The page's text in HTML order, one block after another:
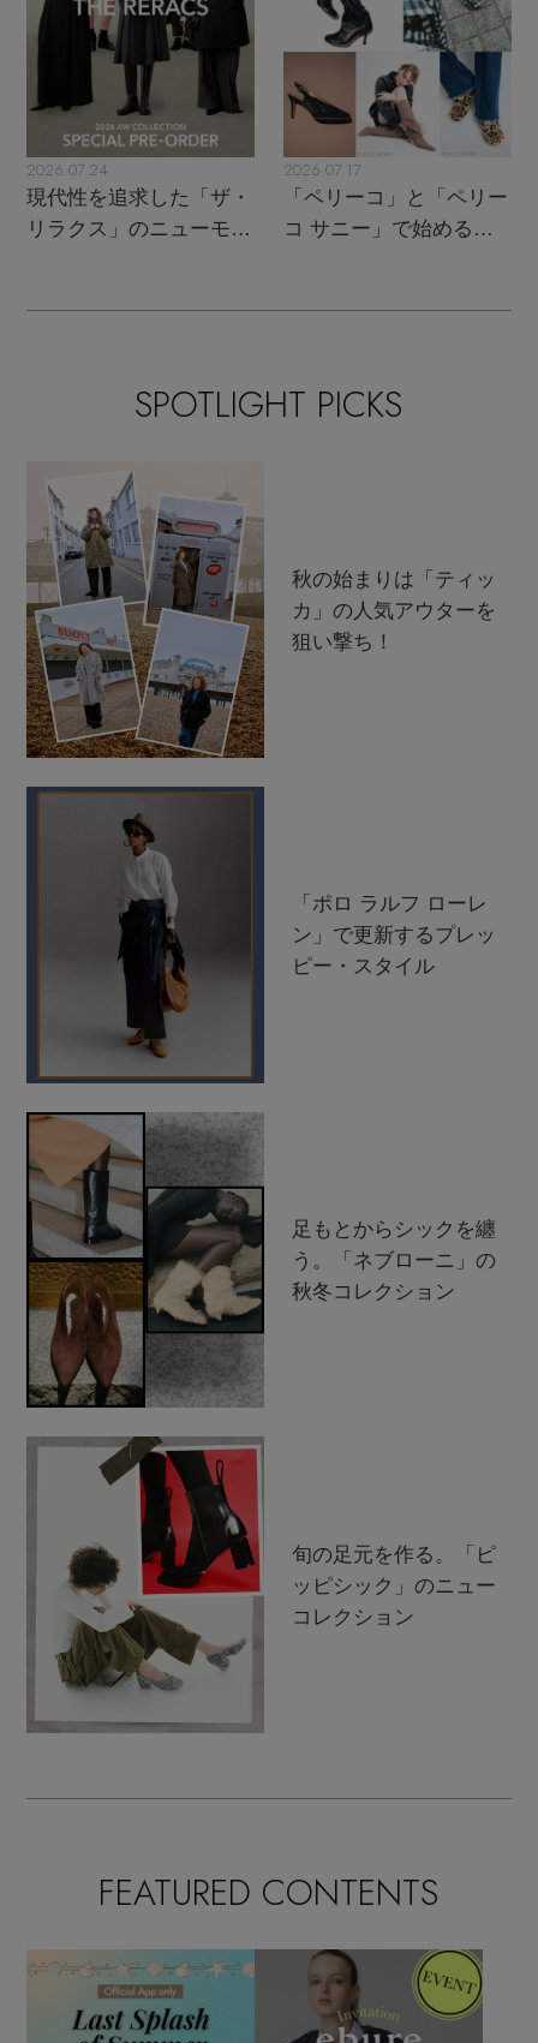
2026.07.24
現代性を追求した「ザ・
リラクス」のニューモダ
2026.07.17
「ペリーコ」と「ペリー
コ サニー」で始める秋
SPOTLIGHT PICKS
秋の始まりは「ティッ
カ」の人気アウターを
狙い撃ち！
「ポロ ラルフ ローレ
ン」で更新するプレッ
ピー・スタイル
足もとからシックを纏
う。「ネブローニ」の
秋冬コレクション
旬の足元を作る。「ピ
ッピシック」のニュー
コレクション
FEATURED CONTENTS